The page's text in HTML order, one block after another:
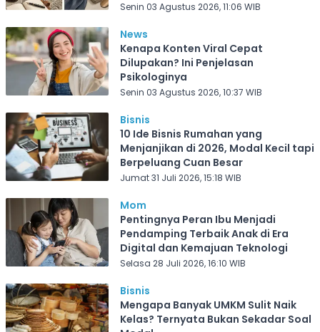
Senin 03 Agustus 2026, 11:06 WIB
News
Kenapa Konten Viral Cepat
Dilupakan? Ini Penjelasan
Psikologinya
Senin 03 Agustus 2026, 10:37 WIB
Bisnis
10 Ide Bisnis Rumahan yang
Menjanjikan di 2026, Modal Kecil tapi
Berpeluang Cuan Besar
Jumat 31 Juli 2026, 15:18 WIB
Mom
Pentingnya Peran Ibu Menjadi
Pendamping Terbaik Anak di Era
Digital dan Kemajuan Teknologi
Selasa 28 Juli 2026, 16:10 WIB
Bisnis
Mengapa Banyak UMKM Sulit Naik
Kelas? Ternyata Bukan Sekadar Soal